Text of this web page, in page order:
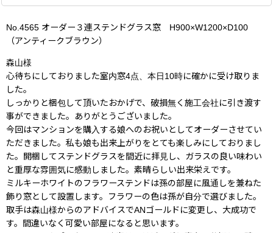
No.4565 オーダー３連ステンドグラス窓 H900×W1200×D100
（アンティークブラウン）
森山様
心待ちにしておりました室内窓4点、本日10時に確かに受け取りま
した。
しっかりと梱包して頂いたおかげで、破損無く施工会社に引き渡す
事ができました。ありがとうございました。
今回はマンションを購入する娘へのお祝いとしてオーダーさせてい
ただきました。私も娘も出来上がりをとても楽しみにしておりまし
た。開梱してステンドグラスを間近に拝見し、ガラスの良い味わい
と重厚な雰囲気に感動しました。素晴らしい出来栄えです。
ミルキーホワイトのフラワーステンドは孫の部屋に風通しを兼ねた
飾り窓として設置します。フラワーの色は孫が自分で選びました。
取手は森山様からのアドバイスでANゴールドに変更し、大成功で
す。間違いなく可愛い部屋になると思います。